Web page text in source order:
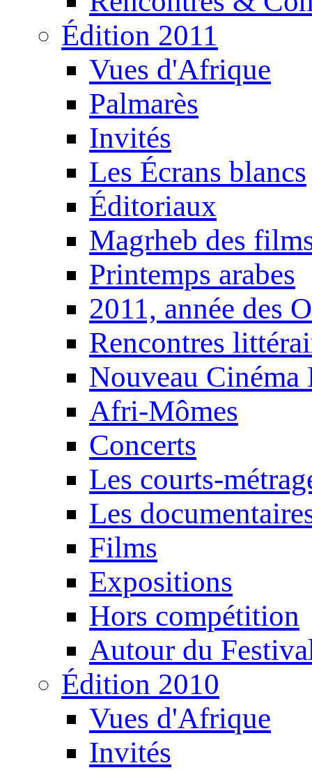
Édition 2011
Vues d'Afrique
Palmarès
Invités
Les Écrans blancs
Éditoriaux
Magrheb des
Printemps arabes
2011, année des
Rencontres
Nouveau Cinéma
Afri-Mômes
Concerts
Les courts-
Les
Films
Expositions
Hors compétition
Autour du
Édition 2010
Vues d'Afrique
Invités